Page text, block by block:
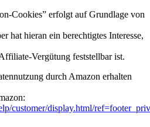
Cookies” erfolgt auf Grundlage von
hat hieran ein berechtigtes Interesse,
Vergütung feststellbar ist.
durch Amazon erhalten
customer/display.html/